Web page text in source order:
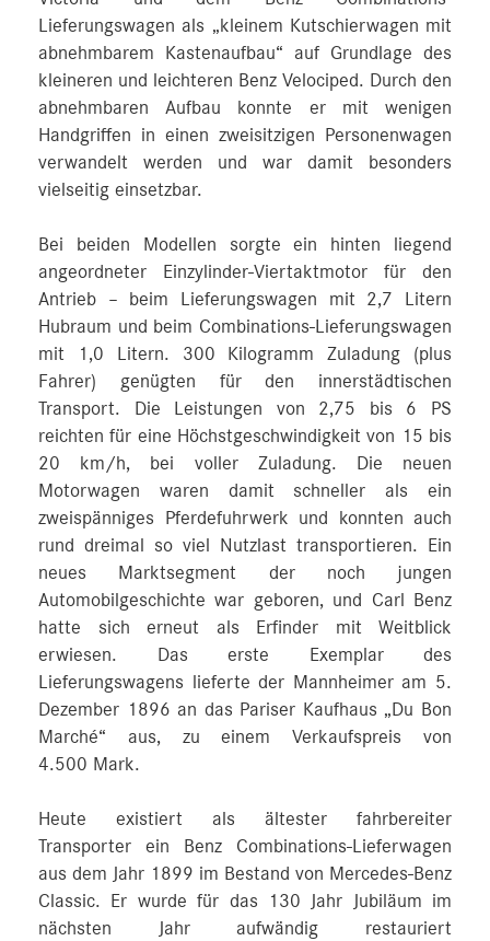
Lieferungswagen als „kleinem Kutschierwagen mit
abnehmbarem Kastenaufbau“ auf Grundlage des
kleineren und leichteren Benz Velociped. Durch den
abnehmbaren Aufbau konnte er mit wenigen
Handgriffen in einen zweisitzigen Personenwagen
verwandelt werden und war damit besonders
vielseitig einsetzbar.
Bei beiden Modellen sorgte ein hinten liegend
angeordneter Einzylinder-Viertaktmotor für den
Antrieb – beim Lieferungswagen mit 2,7 Litern
Hubraum und beim Combinations-Lieferungswagen
mit 1,0 Litern. 300 Kilogramm Zuladung (plus
Fahrer) genügten für den innerstädtischen
Transport. Die Leistungen von 2,75 bis 6 PS
reichten für eine Höchstgeschwindigkeit von 15 bis
20 km/h, bei voller Zuladung. Die neuen
Motorwagen waren damit schneller als ein
zweispänniges Pferdefuhrwerk und konnten auch
rund dreimal so viel Nutzlast transportieren. Ein
neues Marktsegment der noch jungen
Automobilgeschichte war geboren, und Carl Benz
hatte sich erneut als Erfinder mit Weitblick
erwiesen. Das erste Exemplar des
Lieferungswagens lieferte der Mannheimer am 5.
Dezember 1896 an das Pariser Kaufhaus „Du Bon
Marché“ aus, zu einem Verkaufspreis von
4.500 Mark.
Heute existiert als ältester fahrbereiter
Transporter ein Benz Combinations-Lieferwagen
aus dem Jahr 1899 im Bestand von Mercedes-Benz
Classic. Er wurde für das 130 Jahr Jubiläum im
nächsten Jahr aufwändig restauriert